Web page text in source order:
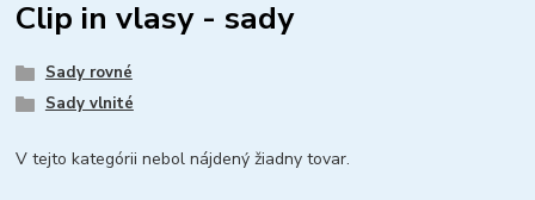
Clip in vlasy - sady
Sady rovné
Sady vlnité
V tejto kategórii nebol nájdený žiadny tovar.